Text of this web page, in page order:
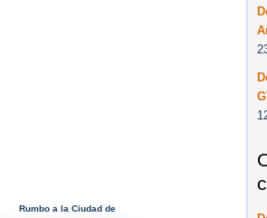
Rumbo a la Ciudad de